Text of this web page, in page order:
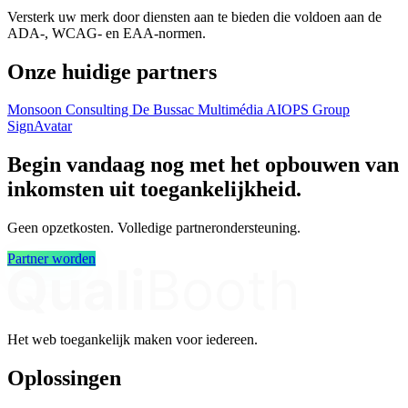
Versterk uw merk door diensten aan te bieden die voldoen aan de
ADA-, WCAG- en EAA-normen.
Onze huidige partners
Monsoon Consulting De Bussac MultimédiaAIOPS Group
SignAvatar
Begin vandaag nog met het opbouwen van
inkomsten uit toegankelijkheid.
Geen opzetkosten. Volledige partnerondersteuning.
Partner worden
Het web toegankelijk maken voor iedereen.
Oplossingen